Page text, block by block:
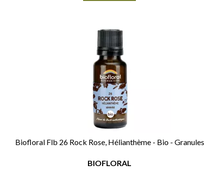
Biofloral Flb 26 Rock Rose, Hélianthème - Bio - Granules
BIOFLORAL